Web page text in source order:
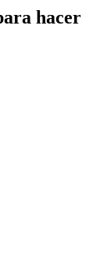
hacer